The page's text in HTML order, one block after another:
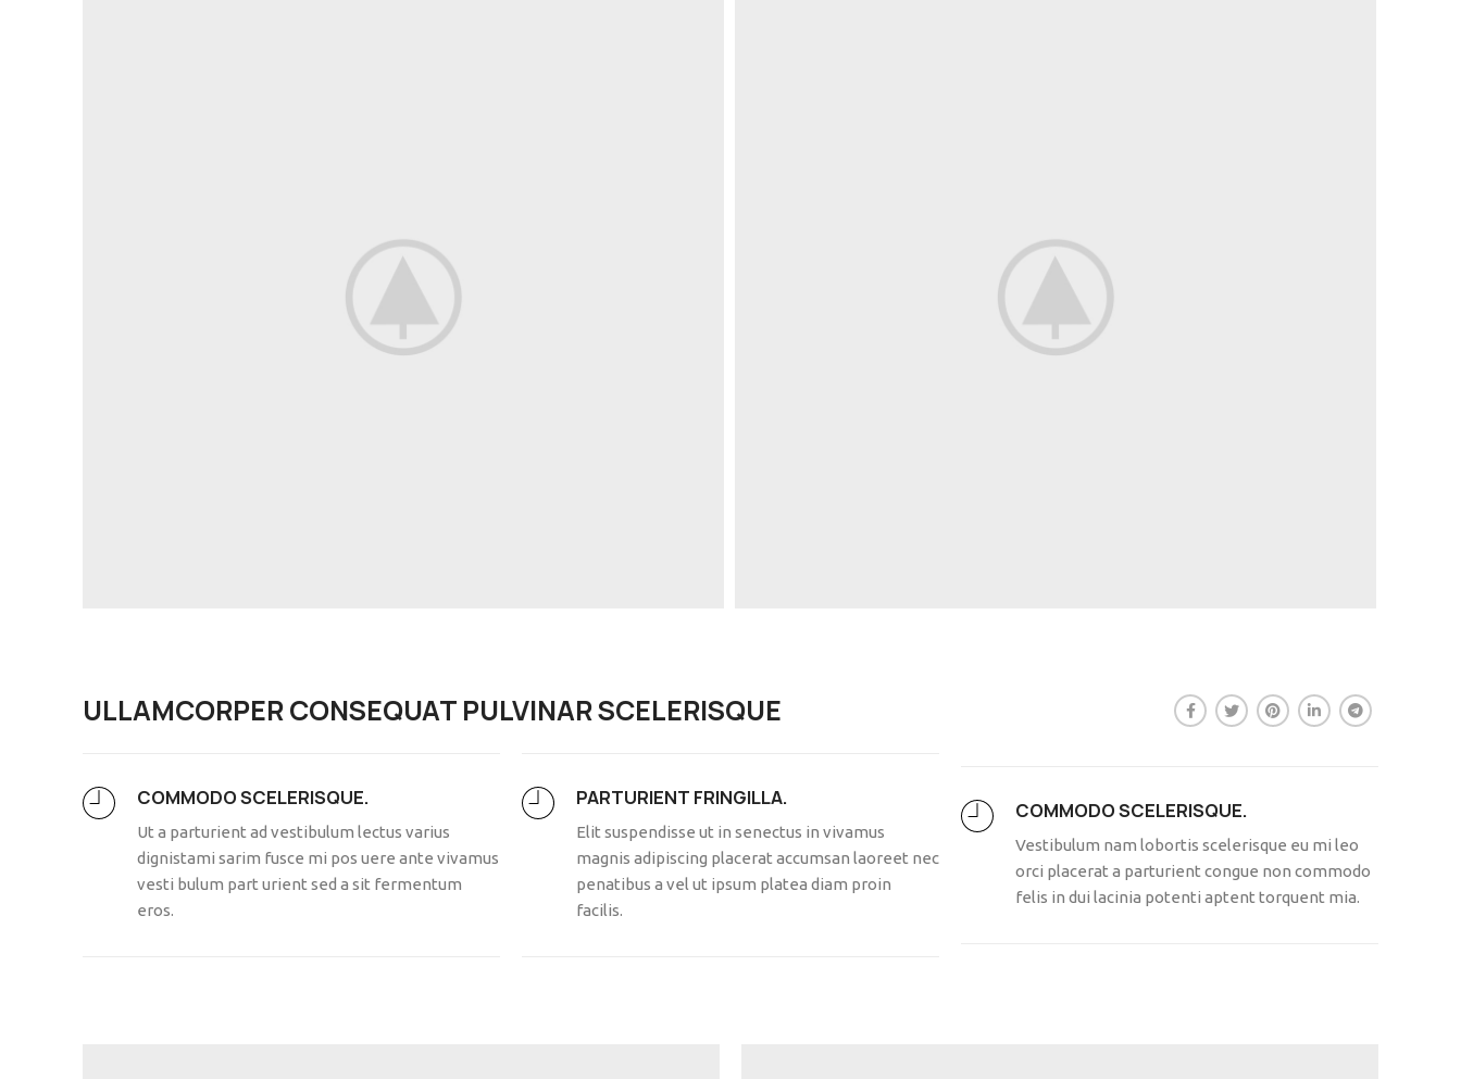
ULLAMCORPER CONSEQUAT PULVINAR SCELERISQUE
COMMODO SCELERISQUE.
Ut a parturient ad vestibulum lectus varius
dignistami sarim fusce mi pos uere ante vivamus
vesti bulum part urient sed a sit fermentum
eros.
PARTURIENT FRINGILLA.
Elit suspendisse ut in senectus in vivamus
magnis adipiscing placerat accumsan laoreet nec
penatibus a vel ut ipsum platea diam proin
facilis.
COMMODO SCELERISQUE.
Vestibulum nam lobortis scelerisque eu mi leo
orci placerat a parturient congue non commodo
felis in dui lacinia potenti aptent torquent mia.